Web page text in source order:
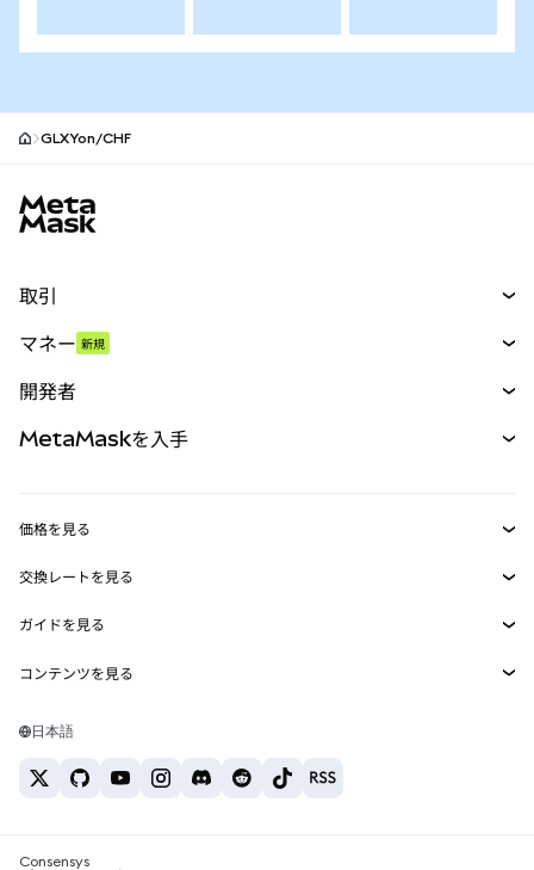
GLXYon/CHF
取引
パーペチュアル
RWA
マネー 新規
開発者
MetaMask Connect
Snaps
Web3サービス
MetaMaskを入手
セキュリティ
サポート
キャリア
お問い合わせ
価格を見る
イーサリアムの価格
Solanaの価格
Tetherの価格
交換レートを見る
ETH→USD
USDT→INR
BTC→INR
ETH→USDT
ガイドを見る
ETHの購入
USDTの購入
SHIBの購入
コンテンツを見る
Solanaウォレット
日本語
Consensys